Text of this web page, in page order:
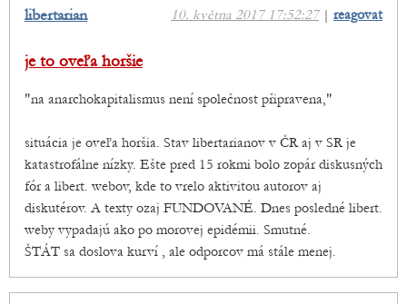
10. května 2017 17:52:27| reagovat
libertarian
je to oveľa horšie
"na anarchokapitalismus není společnost připravena,"
situácia je oveľa horšia. Stav libertarianov v ČR aj v SR je
katastrofálne nízky. Ešte pred 15 rokmi bolo zopár diskusných
fór a libert. webov, kde to vrelo aktivitou autorov aj
diskutérov. A texty ozaj FUNDOVANÉ. Dnes posledné libert.
weby vypadajú ako po morovej epidémii. Smutné.
ŠTÁT sa doslova kurví , ale odporcov má stále menej.